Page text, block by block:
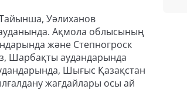
Тайынша, Уәлиханов
Ақмола облысының
және Степногроск
Шарбақты аудандарында
Шығыс Қазақстан
жағдайлары осы ай